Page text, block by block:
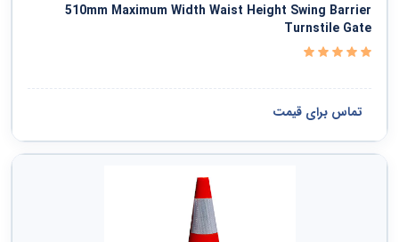
510mm Maximum Width Waist Height Swing Barrier
Turnstile Gate
تماس برای قیمت